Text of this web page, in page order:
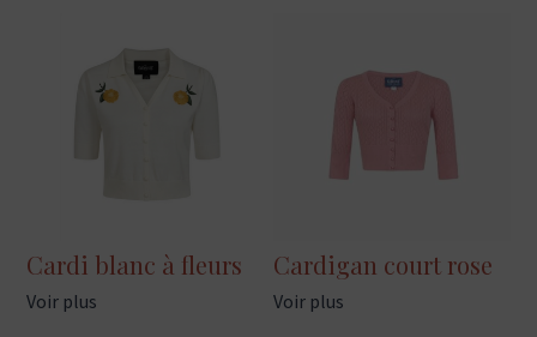
Cardi blanc à fleurs
Voir plus
Cardigan court rose
Voir plus